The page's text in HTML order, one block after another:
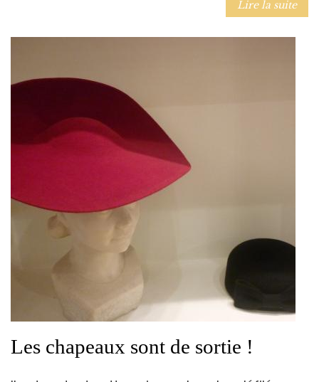
Lire la suite
Les chapeaux sont de sortie !